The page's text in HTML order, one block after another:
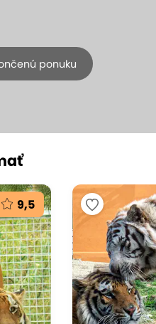
ponuku
lyžovačku
sedačkovou
Veľká Fatra - Kašová
9,5